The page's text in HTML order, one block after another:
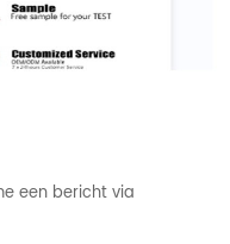
een bericht via